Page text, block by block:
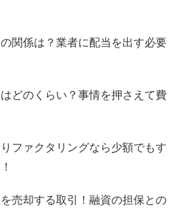
関係は？業者に配当を出す必要
どのくらい？事情を押さえて費
ファクタリングなら少額でもす
売却する取引！融資の担保との